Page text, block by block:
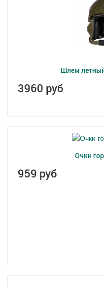
Шлем
3960 руб
Очки
959 руб